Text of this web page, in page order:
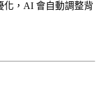
化，AI 會自動調整背